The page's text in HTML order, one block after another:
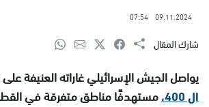
09.11.2024
07:54
شارك المقال
يواصل الجيش الإسرائيلي غاراته العنيفة
ال 400،
مستهدفًا مناطق متفرقة في